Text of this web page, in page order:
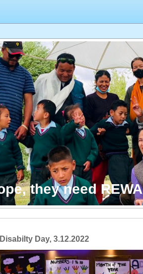
they need REWA
Day, 3.12.2022